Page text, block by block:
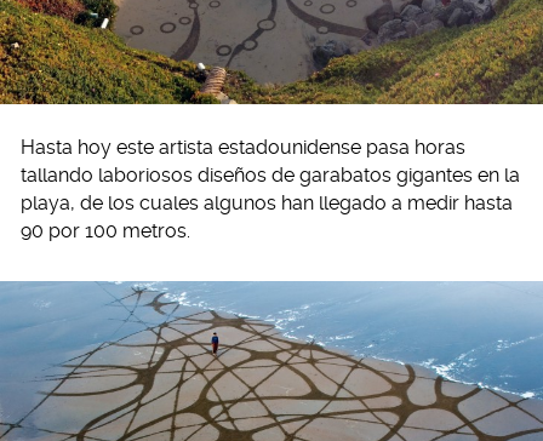
Hasta hoy este artista estadounidense pasa horas
tallando laboriosos diseños de garabatos gigantes en la
playa, de los cuales algunos han llegado a medir hasta
90 por 100 metros.